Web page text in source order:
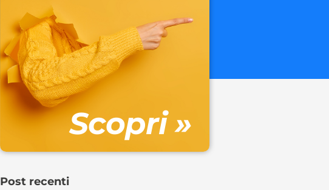
Scopri »
Post recenti